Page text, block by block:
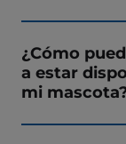
¿Cómo
a estar
mi